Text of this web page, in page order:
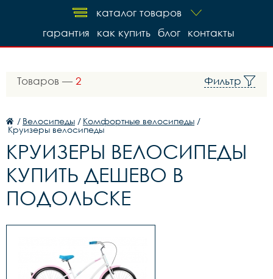
каталог товаров
контакты
блог
как купить
гарантия
Товаров — 2 Фильтр
/ Велосипеды / Комфортные велосипеды /
Круизеры велосипеды
КРУИЗЕРЫ ВЕЛОСИПЕДЫ
КУПИТЬ ДЕШЕВО В
ПОДОЛЬСКЕ